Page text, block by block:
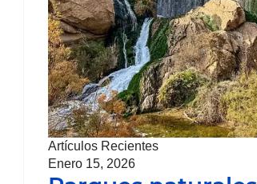
Artículos Recientes
Enero 15, 2026